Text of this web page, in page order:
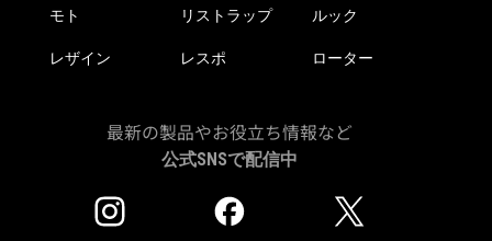
モト リストラップ ルック
レザイン レスポ ローター
最新の製品やお役立ち情報など
公式SNSで配信中